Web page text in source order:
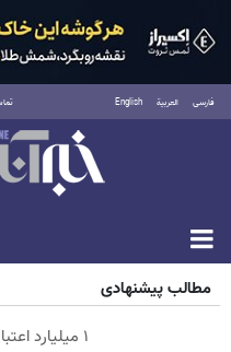
فارسی العربية English
جمعه ۱۶ مرداد ۱۴۰۵
مطالب پیشنهادی
۱ میلیارد اعتبار خرید طلا | بدون ضامن و چک